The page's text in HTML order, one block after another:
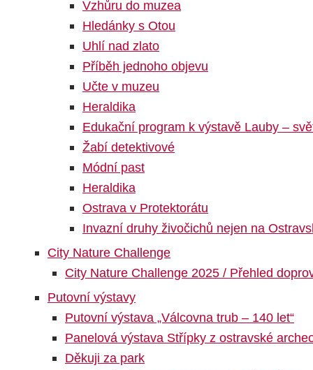
Vzhůru do muzea
Hledánky s Otou
Uhlí nad zlato
Příběh jednoho objevu
Učte v muzeu
Heraldika
Edukační program k výstavě Lauby –
Žabí detektivové
Módní past
Heraldika
Ostrava v Protektorátu
Invazní druhy živočichů nejen na
City Nature Challenge
City Nature Challenge 2025 / Přehled
Putovní výstavy
Putovní výstava „Válcovna trub – 140 let“
Panelová výstava Střípky z ostravské
Děkuji za park